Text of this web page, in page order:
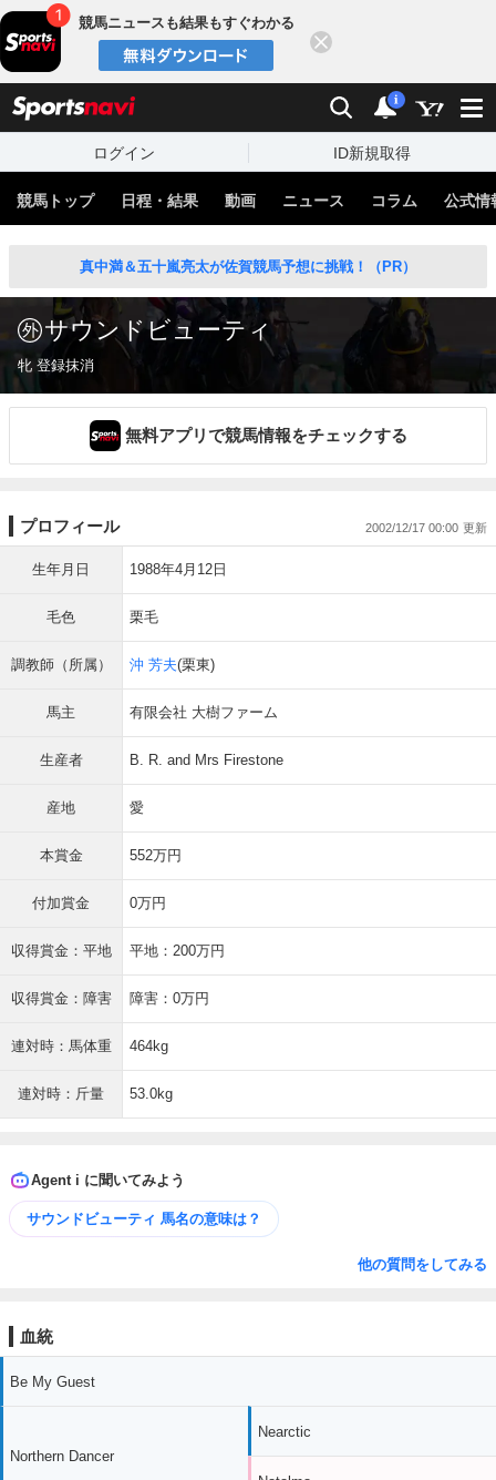
競馬ニュースも結果もすぐわかる
検索 通知
i
ログイン ID新規取得
競馬トップ 日程・結果 動画 ニュース コラム 公式情
真中満＆五十嵐亮太が佐賀競馬予想に挑戦！（PR）
サウンドビューティ
牝 登録抹消
無料アプリで競馬情報をチェックする
プロフィール 2002/12/17 00:00
生年月日 1988年4月12日
毛色 栗毛
調教師（所属） 沖 芳夫(栗東)
馬主 有限会社 大樹ファーム
生産者 B. R. and Mrs Firestone
産地 愛
本賞金 552万円
付加賞金 0万円
収得賞金：平地 平地：200万円
収得賞金：障害 障害：0万円
連対時：馬体重 464kg
連対時：斤量 53.0kg
Agent i に聞いてみよう
サウンドビューティ 馬名の意味は？
他の質問をしてみる
血統
Be My Guest
Northern Dancer
Nearctic